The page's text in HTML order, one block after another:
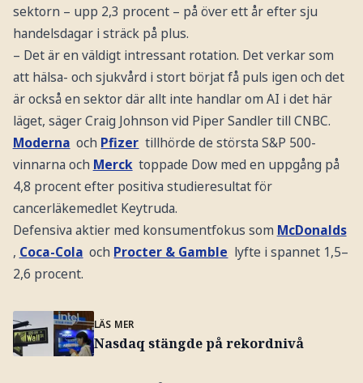
sektorn – upp 2,3 procent – på över ett år efter sju
handelsdagar i sträck på plus.
– Det är en väldigt intressant rotation. Det verkar som
att hälsa- och sjukvård i stort börjat få puls igen och det
är också en sektor där allt inte handlar om AI i det här
läget, säger Craig Johnson vid Piper Sandler till CNBC.
Moderna och Pfizer tillhörde de största S&P 500-
vinnarna och Merck toppade Dow med en uppgång på
4,8 procent efter positiva studieresultat för
cancerläkemedlet Keytruda.
Defensiva aktier med konsumentfokus som McDonalds
, Coca-Cola och Procter & Gamble lyfte i spannet 1,5–
2,6 procent.
LÄS MER
Nasdaq stängde på rekordnivå